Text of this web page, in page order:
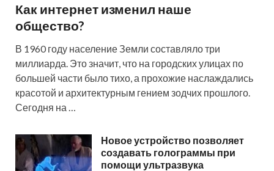
Как интернет изменил наше
общество?
В 1960 году население Земли составляло три
миллиарда. Это значит, что на городских улицах по
большей части было тихо, а прохожие наслаждались
красотой и архитектурным гением зодчих прошлого.
Сегодня на …
Новое устройство позволяет
создавать голограммы при
помощи ультразвука